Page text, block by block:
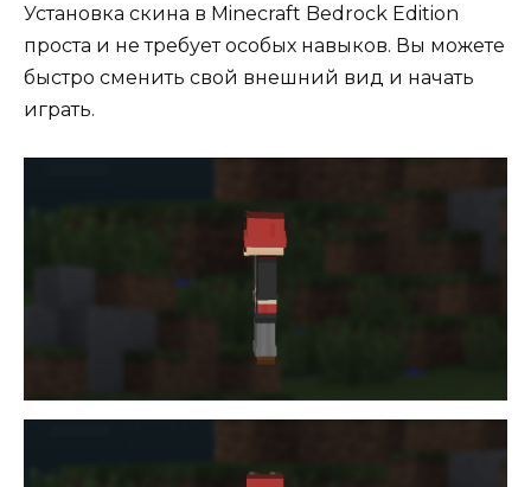
Установка скина в Minecraft Bedrock Edition
проста и не требует особых навыков. Вы можете
быстро сменить свой внешний вид и начать
играть.